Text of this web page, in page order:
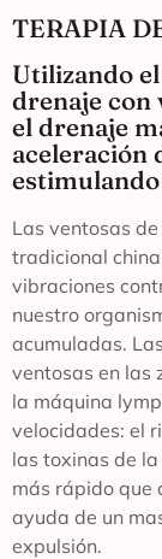
TERAPIA
Utilizando
drenaje con
el drenaje
aceleración
Las ventosas
tradicional
vibraciones
nuestro
acumuladas.
ventosas en las
la máquina
velocidades: el
las toxinas de
más rápido que
ayuda de un
expulsión.